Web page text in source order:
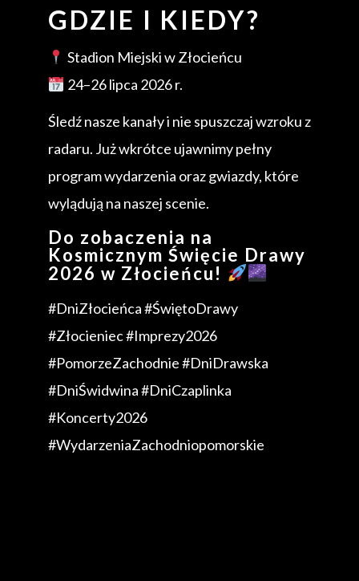
GDZIE I KIEDY?
Stadion Miejski w Złocieńcu
24–26 lipca 2026 r.
Śledź nasze kanały i nie spuszczaj wzroku z
radaru. Już wkrótce ujawnimy pełny
program wydarzenia oraz gwiazdy, które
wylądują na naszej scenie.
Do zobaczenia na
Kosmicznym Święcie Drawy
2026 w Złocieńcu!
#DniZłocieńca #ŚwiętoDrawy
#Złocieniec #Imprezy2026
#PomorzeZachodnie #DniDrawska
#DniŚwidwina #DniCzaplinka
#Koncerty2026
#WydarzeniaZachodniopomorskie